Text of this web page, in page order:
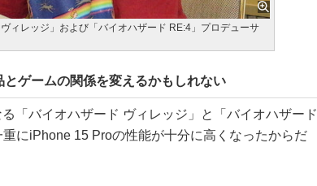
ィレッジ」および「バイオハザード RE:4」プロデューサ
ゲームの関係を変えるかもしれない
「バイオハザード ヴィレッジ」と「バイオハザード
にiPhone 15 Proの性能が十分に高くなったからだ